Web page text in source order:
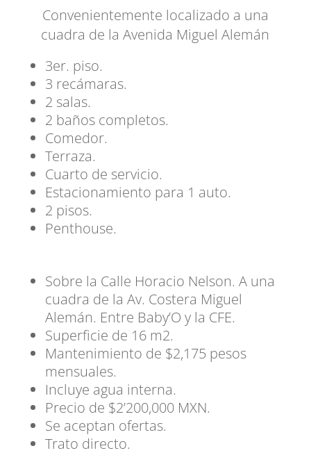
Convenientemente localizado a una
cuadra de la Avenida Miguel Alemán
3er. piso.
3 recámaras.
2 salas.
2 baños completos.
Comedor.
Terraza.
Cuarto de servicio.
Estacionamiento para 1 auto.
2 pisos.
Penthouse.
Sobre la Calle Horacio Nelson. A una
cuadra de la Av. Costera Miguel
Alemán. Entre Baby’O y la CFE.
Superficie de 16 m2.
Mantenimiento de $2,175 pesos
mensuales.
Incluye agua interna.
Precio de $2’200,000 MXN.
Se aceptan ofertas.
Trato directo.